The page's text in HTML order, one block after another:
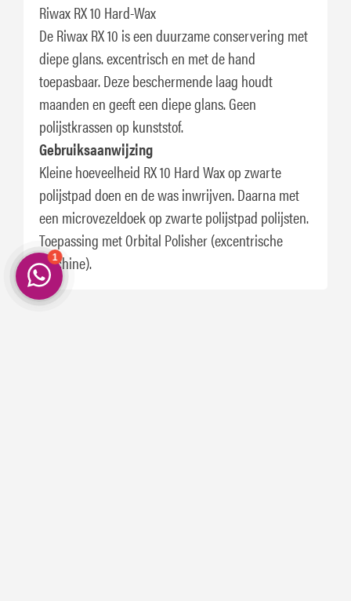
Riwax RX 10 Hard-Wax
De Riwax RX 10 is een duurzame conservering met
diepe glans. excentrisch en met de hand
toepasbaar. Deze beschermende laag houdt
maanden en geeft een diepe glans. Geen
polijstkrassen op kunststof.
Gebruiksaanwijzing
Kleine hoeveelheid RX 10 Hard Wax op zwarte
polijstpad doen en de was inwrijven. Daarna met
een microvezeldoek op zwarte polijstpad polijsten.
Toepassing met Orbital Polisher (excentrische
machine).